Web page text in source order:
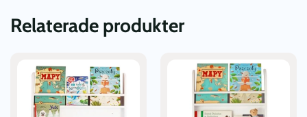
Relaterade produkter